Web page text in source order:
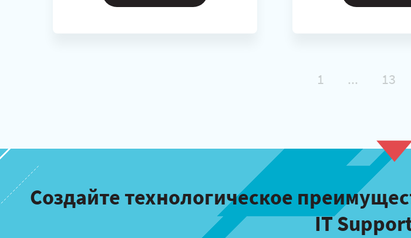
1 ... 13
Создайте технологическое
IT